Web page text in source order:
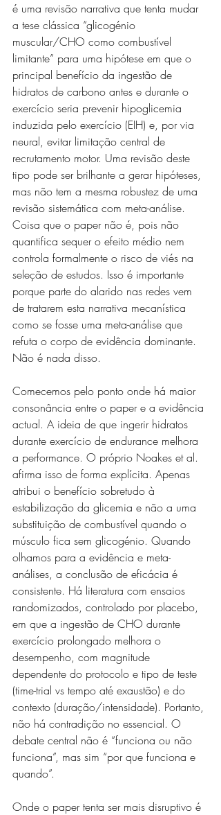
é uma revisão narrativa que tenta mudar
a tese clássica “glicogénio
muscular/CHO como combustível
limitante” para uma hipótese em que o
principal benefício da ingestão de
hidratos de carbono antes e durante o
exercício seria prevenir hipoglicemia
induzida pelo exercício (EIH) e, por via
neural, evitar limitação central de
recrutamento motor. Uma revisão deste
tipo pode ser brilhante a gerar hipóteses,
mas não tem a mesma robustez de uma
revisão sistemática com meta-análise.
Coisa que o paper não é, pois não
quantifica sequer o efeito médio nem
controla formalmente o risco de viés na
seleção de estudos. Isso é importante
porque parte do alarido nas redes vem
de tratarem esta narrativa mecanística
como se fosse uma meta-análise que
refuta o corpo de evidência dominante.
Não é nada disso.
Comecemos pelo ponto onde há maior
consonância entre o paper e a evidência
actual. A ideia de que ingerir hidratos
durante exercício de endurance melhora
a performance. O próprio Noakes et al.
afirma isso de forma explícita. Apenas
atribui o benefício sobretudo à
estabilização da glicemia e não a uma
substituição de combustível quando o
músculo fica sem glicogénio. Quando
olhamos para a evidência e meta-
análises, a conclusão de eficácia é
consistente. Há literatura com ensaios
randomizados, controlado por placebo,
em que a ingestão de CHO durante
exercício prolongado melhora o
desempenho, com magnitude
dependente do protocolo e tipo de teste
(time-trial vs tempo até exaustão) e do
contexto (duração/intensidade). Portanto,
não há contradição no essencial. O
debate central não é “funciona ou não
funciona”, mas sim “por que funciona e
quando”.
Onde o paper tenta ser mais disruptivo é